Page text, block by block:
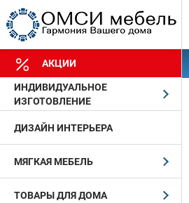
АКЦИИ
ИНДИВИДУАЛЬНОЕ
ИЗГОТОВЛЕНИЕ
ДИЗАЙН ИНТЕРЬЕРА
МЯГКАЯ МЕБЕЛЬ
ТОВАРЫ ДЛЯ ДОМА